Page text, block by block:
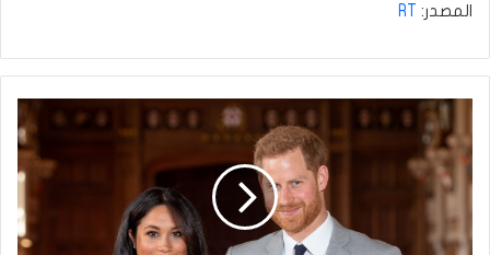
المصدر: RT
الأمير
هاري
وميغان
ماركل
ينتظران
مولودهم
الثاني